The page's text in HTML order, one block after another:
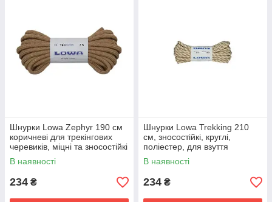
Шнурки Lowa Zephyr 190 см
коричневі для трекінгових
черевиків, міцні та зносостійкі
В наявності
234 ₴
Шнурки Lowa Trekking 210
см, зносостійкі, круглі,
поліестер, для взуття
В наявності
234 ₴